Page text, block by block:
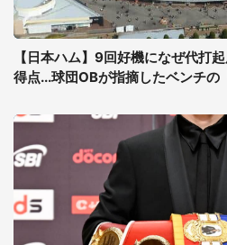
【日本ハム】9回好機になぜ代打
得点...球団OBが指摘したベンチの